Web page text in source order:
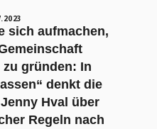
sich aufmachen,
zu gründen: In
denkt die
Hval über
Regeln nach